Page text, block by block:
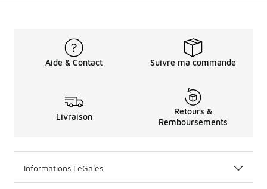
Aide & Contact Suivre ma commande
Livraison
Retours &
Remboursements
Informations LéGales